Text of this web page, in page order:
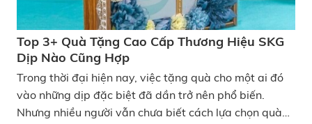
Top 3+ Quà Tặng Cao Cấp Thương Hiệu SKG
Dịp Nào Cũng Hợp
Trong thời đại hiện nay, việc tặng quà cho một ai đó
vào những dịp đặc biệt đã dần trở nên phổ biến.
Nhưng nhiều người vẫn chưa biết cách lựa chọn quà